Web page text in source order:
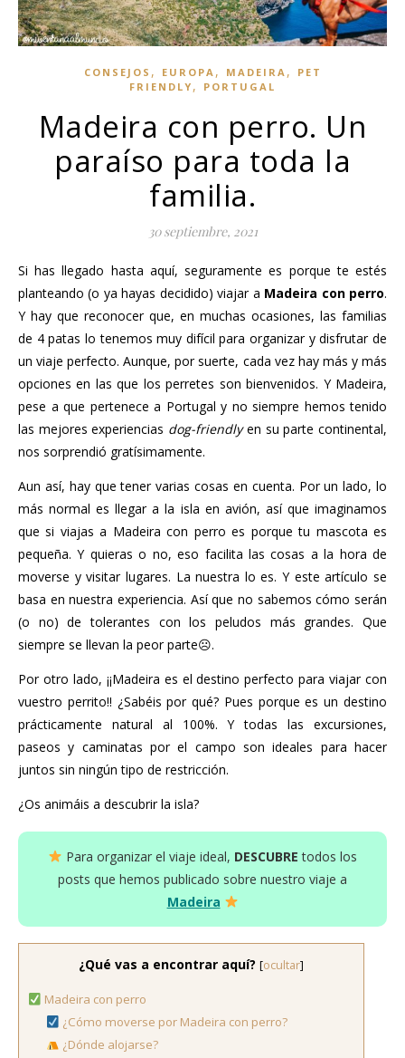
CONSEJOS , EUROPA , MADEIRA ,
PET
FRIENDLY , PORTUGAL
Madeira con perro. Un
paraíso para toda la
familia.
30 septiembre, 2021
Si has llegado hasta aquí, seguramente es porque te estés
planteando (o ya hayas decidido) viajar a Madeira con perro.
Y hay que reconocer que, en muchas ocasiones, las familias
de 4 patas lo tenemos muy difícil para organizar y disfrutar de
un viaje perfecto. Aunque, por suerte, cada vez hay más y más
opciones en las que los perretes son bienvenidos. Y Madeira,
pese a que pertenece a Portugal y no siempre hemos tenido
las mejores experiencias dog-friendlyen su parte continental,
nos sorprendió gratísimamente.
Aun así, hay que tener varias cosas en cuenta. Por un lado, lo
más normal es llegar a la isla en avión, así que imaginamos
que si viajas a Madeira con perro es porque tu mascota es
pequeña. Y quieras o no, eso facilita las cosas a la hora de
moverse y visitar lugares. La nuestra lo es. Y este artículo se
basa en nuestra experiencia. Así que no sabemos cómo serán
(o no) de tolerantes con los peludos más grandes. Que
siempre se llevan la peor parte☹.
Por otro lado, ¡¡Madeira es el destino perfecto para viajar con
vuestro perrito!! ¿Sabéis por qué? Pues porque es un destino
prácticamente natural al 100%. Y todas las excursiones,
paseos y caminatas por el campo son ideales para hacer
juntos sin ningún tipo de restricción.
¿Os animáis a descubrir la isla?
Para organizar el viaje ideal, DESCUBREtodos los
posts que hemos publicado sobre nuestro viaje a
Madeira
¿Qué vas a encontrar aquí? [ocultar]
Madeira con perro
¿Cómo moverse por Madeira con perro?
¿Dónde alojarse?